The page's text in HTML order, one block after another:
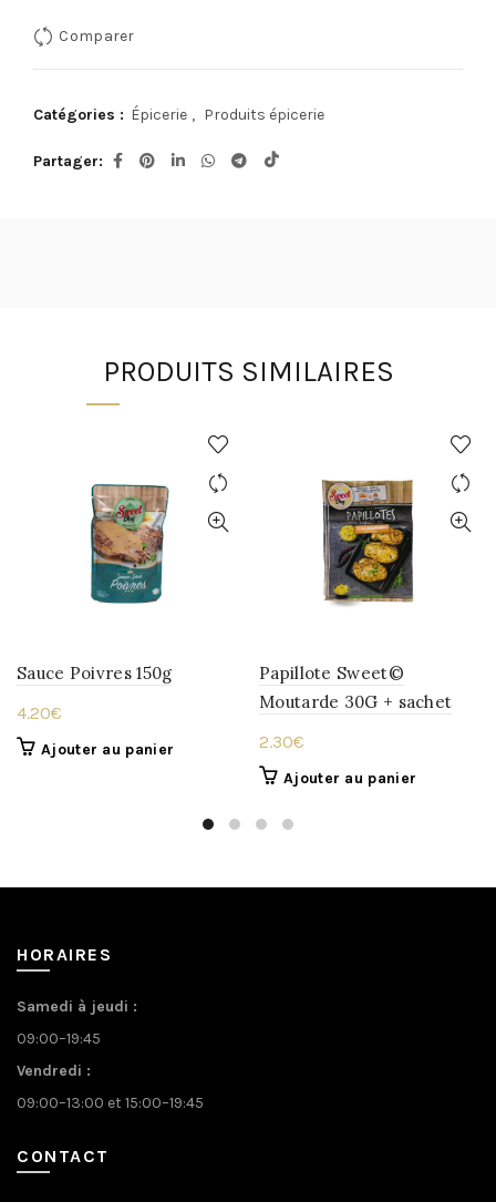
Comparer
Catégories : Épicerie , Produits épicerie
Partager
PRODUITS SIMILAIRES
Sauce Poivres 150g
4.20€
Ajouter au panier
Papillote Sweet©
Moutarde 30G + sachet
2.30€
Ajouter au panier
HORAIRES
Samedi à jeudi :
09:00–19:45
Vendredi :
09:00–13:00 et 15:00–19:45
CONTACT